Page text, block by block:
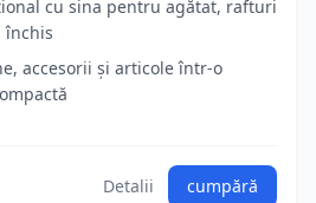
cu sina pentru agătat, rafturi
închis
accesorii și articole într-o
Detalii cumpără